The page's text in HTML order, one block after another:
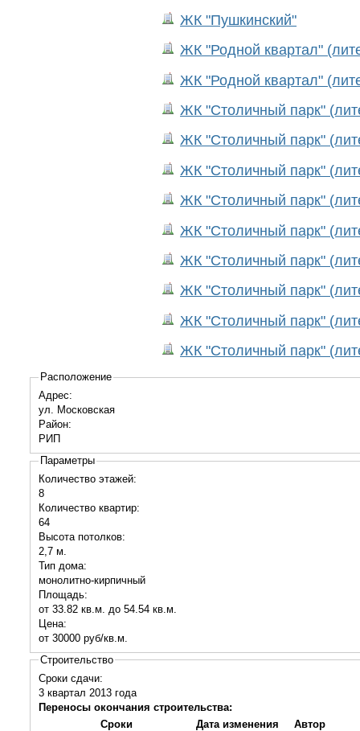
ЖК "Пушкинский"
ЖК "Родной квартал"
ЖК "Родной квартал"
ЖК "Столичный парк"
ЖК "Столичный парк"
ЖК "Столичный парк"
ЖК "Столичный парк"
ЖК "Столичный парк"
ЖК "Столичный парк"
ЖК "Столичный парк"
ЖК "Столичный парк"
ЖК "Столичный парк"
Расположение
Адрес:
ул. Московская
Район:
РИП
Параметры
Количество этажей:
8
Количество квартир:
64
Высота потолков:
2,7 м.
Тип дома:
монолитно-кирпичный
Площадь:
от 33.82 кв.м. до 54.54 кв.м.
Цена:
от 30000 руб/кв.м.
Строительство
Сроки сдачи:
3 квартал 2013года
Переносы окончания строительства:
Сроки
Дата изменения
Автор